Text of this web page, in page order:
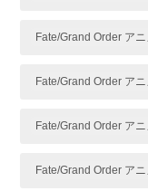
Fate/Grand Order ア
Fate/Grand Order ア
Fate/Grand Order ア
Fate/Grand Order ア